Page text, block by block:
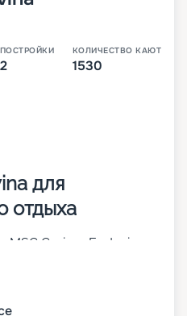
КОЛИЧЕСТВО КАЮТ
1530
для
отдыха
Cruises Fantasia.
в 2012 году, а уже
могут разместиться до